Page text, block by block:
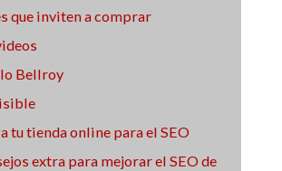
que inviten a comprar
Bellroy
tu tienda online para el SEO
extra para mejorar el SEO de